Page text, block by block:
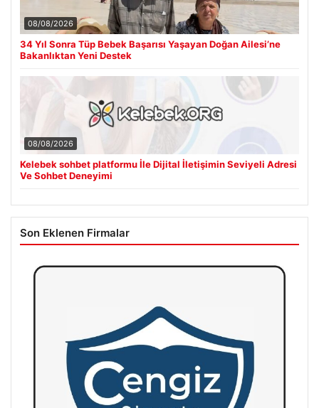
08/08/2026
34 Yıl Sonra Tüp Bebek Başarısı Yaşayan Doğan Ailesi’ne
Bakanlıktan Yeni Destek
08/08/2026
Kelebek sohbet platformu İle Dijital İletişimin Seviyeli Adresi
Ve Sohbet Deneyimi
Son Eklenen Firmalar